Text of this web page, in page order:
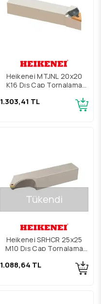
Heikenei MTJNL 20x20
K16 Dış Çap Tornalama
1.303,41 TL
Tükendi
Heikenei SRHCR 25x25
M10 Dış Çap Tornalama
1.088,64 TL